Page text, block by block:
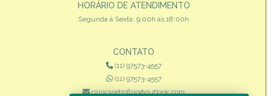
HORÁRIO DE ATENDIMENTO
Segunda à Sexta: 9:00h às 18:00h
CONTATO
(11) 97573-4557
(11) 97573-4557
clinicaretrofisio@outlook.com